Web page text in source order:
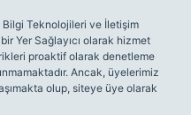
Bilgi Teknolojileri ve İletişim
Yer Sağlayıcı olarak hizmet
proaktif olarak denetleme
Ancak, üyelerimiz
olup, siteye üye olarak